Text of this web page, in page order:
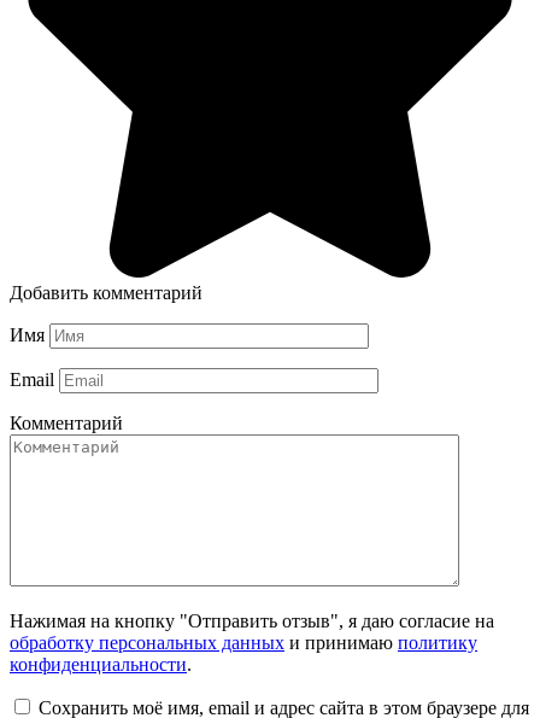
Добавить комментарий
Имя
Email
Комментарий
Нажимая на кнопку "Отправить отзыв", я даю согласие на
обработку персональных данных и принимаю политику
конфиденциальности.
Сохранить моё имя, email и адрес сайта в этом браузере для